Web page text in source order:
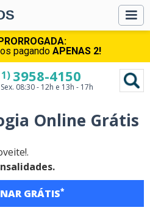
pagando APENAS 2!
3958-4150
08:30 - 12h e 13h - 17h
Online Grátis
GRÁTIS*